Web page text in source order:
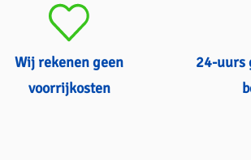
Wij rekenen geen
voorrijkosten
24-uurs